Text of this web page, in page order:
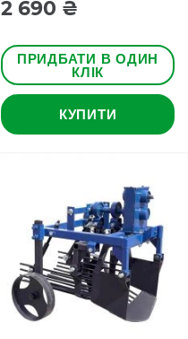
2 690 ₴
ПРИДБАТИ В ОДИН
КЛІК
КУПИТИ